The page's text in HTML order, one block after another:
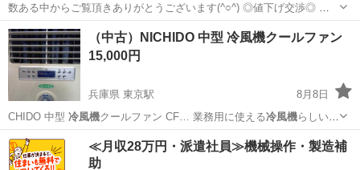
数ある中からご覧頂きありがとうございます(^○^) ◎値下げ交渉◎ ◎
コメントなし、即購入大歓迎 ◎送料無料！安心の匿名配送 *。*。 ＼1
品限り!!早い者勝ち!!／ ★商品説明★ 18cm×34cmの超広幅送...
東京 八王子市 南大沢駅 季節、空調家電
（中古）NICHIDO 中型 冷風機クールファン
15,000円
兵庫県 東京駅
8月8日
CHIDO 中型 冷風機 クールファン CF… 業務用に使える冷風機らしいで
す 工場、…
兵庫 神戸市 東京駅 季節、空調家電 冷風機
≪月収28万円・派遣社員≫機械操作・製造補
助